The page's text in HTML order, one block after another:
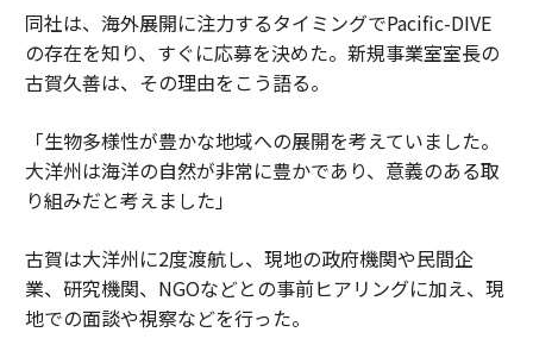
同社は、海外展開に注力するタイミングでPacific-DIVE
の存在を知り、すぐに応募を決めた。新規事業室室長の
古賀久善は、その理由をこう語る。
「生物多様性が豊かな地域への展開を考えていました。
大洋州は海洋の自然が非常に豊かであり、意義のある取
り組みだと考えました」
古賀は大洋州に2度渡航し、現地の政府機関や民間企
業、研究機関、NGOなどとの事前ヒアリングに加え、現
地での面談や視察などを行った。